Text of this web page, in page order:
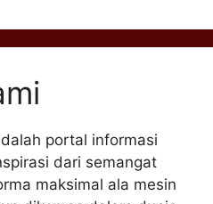
portal informasi
dari semangat
maksimal ala mesin